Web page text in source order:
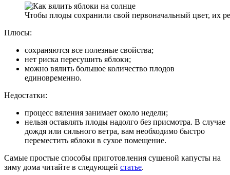
Чтобы плоды сохранили свой первоначальный цвет, их
Плюсы:
сохраняются все полезные свойства;
нет риска пересушить яблоки;
можно вялить большое количество плодов
единовременно.
Недостатки:
процесс вяления занимает около недели;
нельзя оставлять плоды надолго без присмотра. В случае
дождя или сильного ветра, вам необходимо быстро
переместить яблоки в сухое помещение.
Самые простые способы приготовления сушеной капусты на
зиму дома читайте в следующей статье.